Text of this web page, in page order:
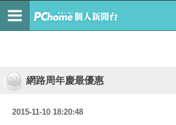
網路周年慶最優惠
2015-11-10 18:20:48